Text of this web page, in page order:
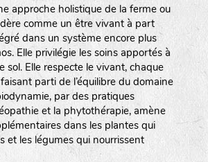
approche holistique de la ferme ou
comme un être vivant à part
dans un système encore plus
Elle privilégie les soins apportés à
sol. Elle respecte le vivant, chaque
parti de l’équilibre du domaine
par des pratiques
et la phytothérapie, amène
dans les plantes qui
et les légumes qui nourrissent
20BPA1A (en haut à gauche)
étant :
biodiversité cultivée